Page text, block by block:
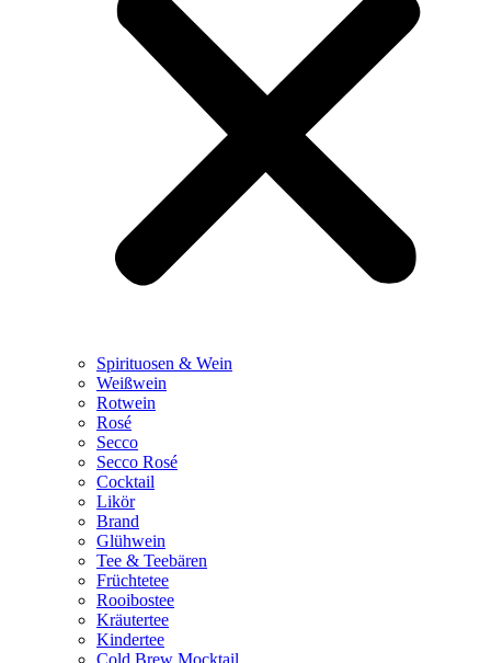
Spirituosen & Wein
Weißwein
Rotwein
Rosé
Secco
Secco Rosé
Cocktail
Likör
Brand
Glühwein
Tee & Teebären
Früchtetee
Rooibostee
Kräutertee
Kindertee
Cold Brew Mocktail